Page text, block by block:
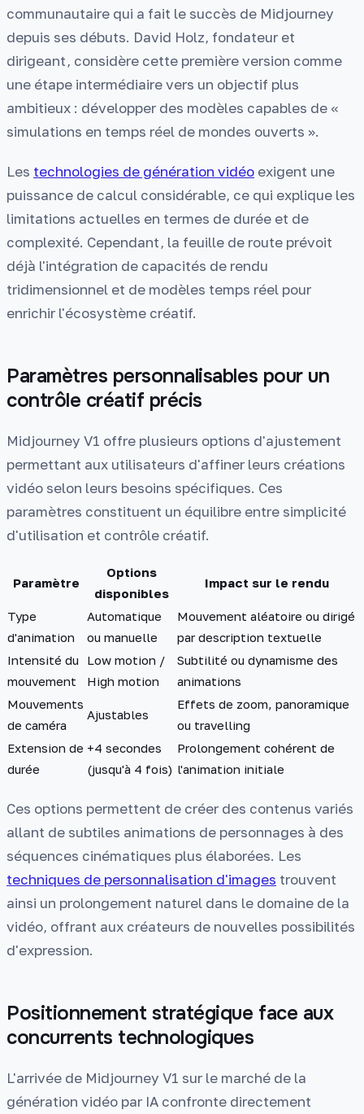
communautaire qui a fait le succès de Midjourney
depuis ses débuts. David Holz, fondateur et
dirigeant, considère cette première version comme
une étape intermédiaire vers un objectif plus
ambitieux : développer des modèles capables de «
simulations en temps réel de mondes ouverts ».
Les technologies de génération vidéo exigent une
puissance de calcul considérable, ce qui explique les
limitations actuelles en termes de durée et de
complexité. Cependant, la feuille de route prévoit
déjà l'intégration de capacités de rendu
tridimensionnel et de modèles temps réel pour
enrichir l'écosystème créatif.
Paramètres personnalisables pour un
contrôle créatif précis
Midjourney V1 offre plusieurs options d'ajustement
permettant aux utilisateurs d'affiner leurs créations
vidéo selon leurs besoins spécifiques. Ces
paramètres constituent un équilibre entre simplicité
d'utilisation et contrôle créatif.
Paramètre
Options
disponibles
Impact sur le rendu
Type
d'animation
Automatique
ou manuelle
Mouvement aléatoire ou dirigé
par description textuelle
Intensité du
mouvement
Low motion /
High motion
Subtilité ou dynamisme des
animations
Mouvements
de caméra
Ajustables
Effets de zoom, panoramique
ou travelling
Extension de
durée
+4 secondes
(jusqu'à 4 fois)
Prolongement cohérent de
l'animation initiale
Ces options permettent de créer des contenus variés
allant de subtiles animations de personnages à des
séquences cinématiques plus élaborées. Les
techniques de personnalisation d'images trouvent
ainsi un prolongement naturel dans le domaine de la
vidéo, offrant aux créateurs de nouvelles possibilités
d'expression.
Positionnement stratégique face aux
concurrents technologiques
L'arrivée de Midjourney V1 sur le marché de la
génération vidéo par IA confronte directement